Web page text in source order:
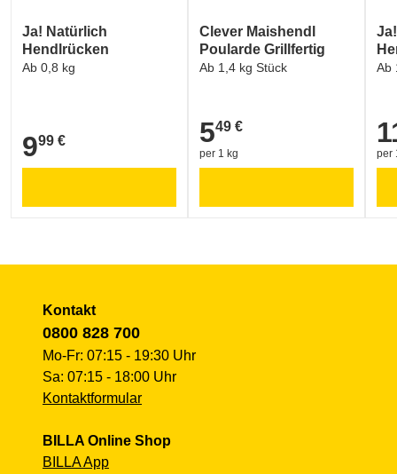
Ja! Natürlich
Hendlrücken
Ab 0,8 kg
9,99 €
999 €
Clever Maishendl
Poularde Grillfertig
Ab 1,4 kg Stück
5,49 €
549 €
per 1 kg
Ab
per
Kontakt
0800 828 700
Mo-Fr: 07:15 - 19:30 Uhr
Sa: 07:15 - 18:00 Uhr
Kontaktformular
BILLA Online Shop
BILLA App